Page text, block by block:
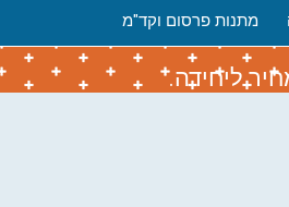
מתנות פרסום וקד"מ
ליחידה.